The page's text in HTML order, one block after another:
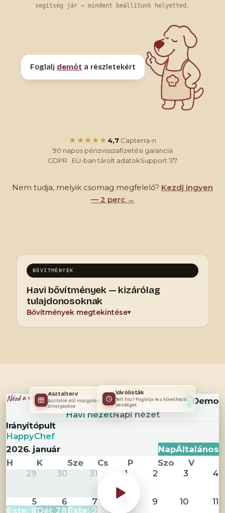
segítség jár — mindent beállítunk helyetted.
Foglalj demót a részletekért
★★★★★ 4,7Capterra-n
90 napos pénzvisszafizetési garancia
GDPR · EU-ban tárolt adatokSupport 7/7
Nem tudja, melyik csomag megfelelő? Kezdj ingyen
— 2 perc →
BŐVÍTMÉNYEK
Havi bővítmények — kizárólag
tulajdonosoknak
Bővítmények megtekintése▾
Keresés DDemo
Havi nézetNapi nézet
Irányítópult
HappyChef
2026. január
NapÁltalános
H
K Sze Cs P Szo
V
29
30 31 1 2 3 4
5
Este: 8
6
Dél: 28
7
Este: 2
9 10 11
Nézd a videót Asztalterv
Asztalok élő mozgatása és
áthelyezése
Várólisták
Telt ház? Foglalja le a következő
vendéget.